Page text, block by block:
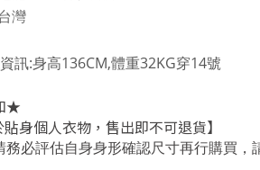
灣
訊:身高136CM,體重32KG穿14號
★
貼身個人衣物，售出即不可退貨】
務必評估自身身形確認尺寸再行購買 ，